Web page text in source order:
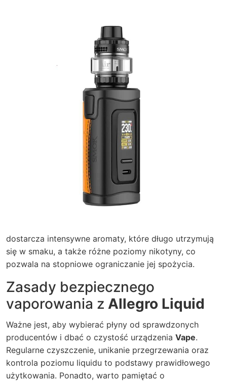
dostarcza intensywne aromaty, które długo utrzymują
się w smaku, a także różne poziomy nikotyny, co
pozwala na stopniowe ograniczanie jej spożycia.
Zasady bezpiecznego
vaporowania z Allegro Liquid
Ważne jest, aby wybierać płyny od sprawdzonych
producentów i dbać o czystość urządzenia Vape.
Regularne czyszczenie, unikanie przegrzewania oraz
kontrola poziomu liquidu to podstawy prawidłowego
użytkowania. Ponadto, warto pamiętać o